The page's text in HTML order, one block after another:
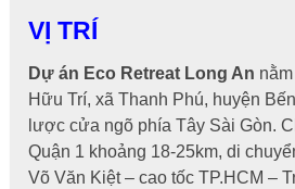
VỊ TRÍ
Dự án Eco Retreat Long An
Hữu Trí, xã Thanh Phú, huyện
lược cửa ngõ phía Tây Sài Gòn.
Quận 1 khoảng 18-25km, di
Võ Văn Kiệt – cao tốc TP.HCM –